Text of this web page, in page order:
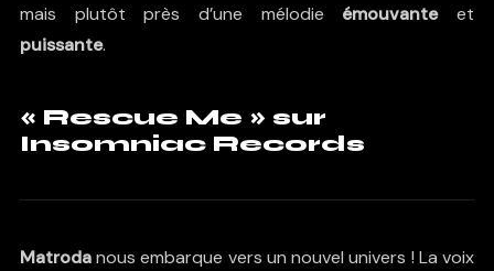
mais plutôt près d’une mélodie émouvanteet
puissante.
« Rescue Me » sur
Insomniac Records
Matrodanous embarque vers un nouvel univers ! La voix